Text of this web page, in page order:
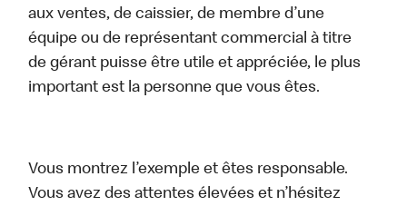
aux ventes, de caissier, de membre d’une
équipe ou de représentant commercial à titre
de gérant puisse être utile et appréciée, le plus
important est la personne que vous êtes.
Vous montrez l’exemple et êtes responsable.
Vous avez des attentes élevées et n’hésitez